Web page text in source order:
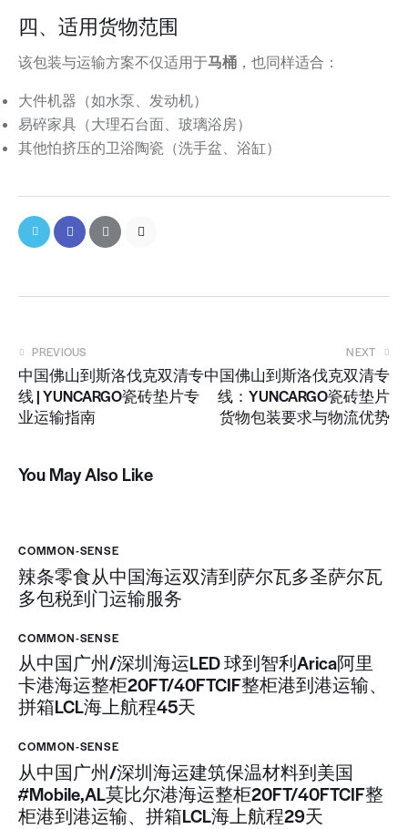
四、适用货物范围
该包装与运输方案不仅适用于马桶 ，也同样适合：
大件机器（如水泵、发动机）
易碎家具（大理石台面、玻璃浴房）
其他怕挤压的卫浴陶瓷（洗手盆、浴缸）
PREVIOUS
中国佛山到斯洛伐克双清专
线 | YUNCARGO瓷砖垫片专
业运输指南
NEXT
中国佛山到斯洛伐克双清专
线：YUNCARGO瓷砖垫片
货物包装要求与物流优势
You May Also Like
COMMON-SENSE
辣条零食从中国海运双清到萨尔瓦多圣萨尔瓦
多包税到门运输服务
COMMON-SENSE
从中国广州/深圳海运LED 球到智利Arica阿里
卡港海运整柜20FT/40FTCIF整柜港到港运输、
拼箱LCL海上航程45天
COMMON-SENSE
从中国广州/深圳海运建筑保温材料到美国
#Mobile,AL莫比尔港海运整柜20FT/40FTCIF整
柜港到港运输、拼箱LCL海上航程29天